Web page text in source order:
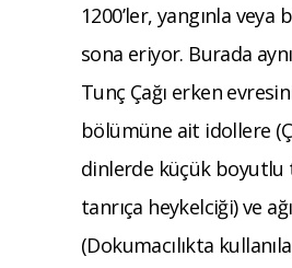
1200’ler, yangınla
sona eriyor. Burada
Tunç Çağı erken
bölümüne ait idollere
dinlerde küçük boyutlu
tanrıça heykelciği) ve
(Dokumacılıkta